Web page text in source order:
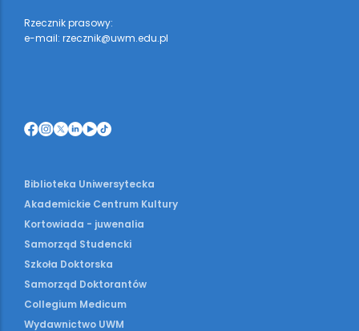
Rzecznik prasowy:
e-mail: rzecznik@uwm.edu.pl
Biblioteka Uniwersytecka
Akademickie Centrum Kultury
Kortowiada - juwenalia
Samorząd Studencki
Szkoła Doktorska
Samorząd Doktorantów
Collegium Medicum
Wydawnictwo UWM